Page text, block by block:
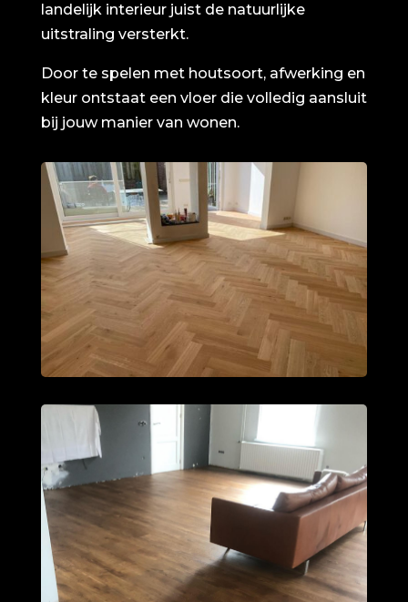
landelijk interieur juist de natuurlijke
uitstraling versterkt.
Door te spelen met houtsoort, afwerking en
kleur ontstaat een vloer die volledig aansluit
bij jouw manier van wonen.